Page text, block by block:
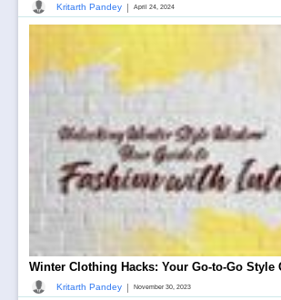
Kritarth Pandey | April 24, 2024
Winter Clothing Hacks: Your Go-to-Go Style
Kritarth Pandey | November 30, 2023